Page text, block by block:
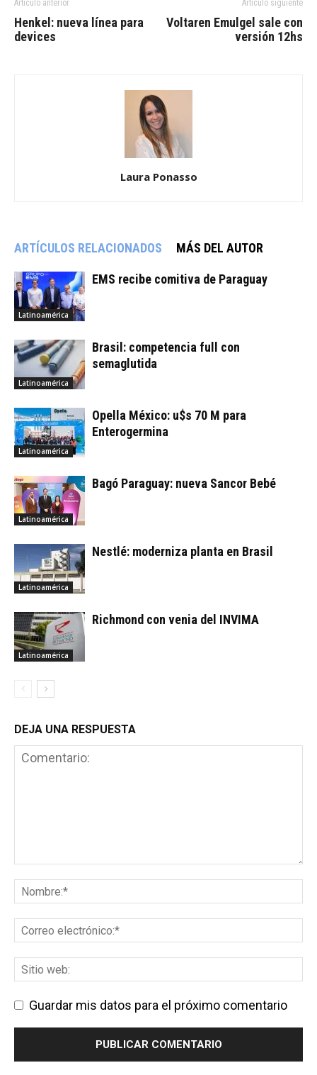
Artículo anterior
Henkel: nueva línea para
devices
Artículo siguiente
Voltaren Emulgel sale con
versión 12hs
Laura Ponasso
ARTÍCULOS RELACIONADOS MÁS DEL AUTOR
Latinoamérica
EMS recibe comitiva de Paraguay
Latinoamérica
Brasil: competencia full con
semaglutida
Latinoamérica
Opella México: u$s 70 M para
Enterogermina
Latinoamérica
Bagó Paraguay: nueva Sancor Bebé
Latinoamérica
Nestlé: moderniza planta en Brasil
Latinoamérica
Richmond con venia del INVIMA
DEJA UNA RESPUESTA
Guardar mis datos para el próximo comentario